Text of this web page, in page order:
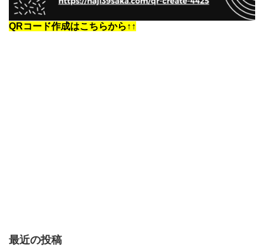
QRコード作成はこちらから↑↑
最近の投稿